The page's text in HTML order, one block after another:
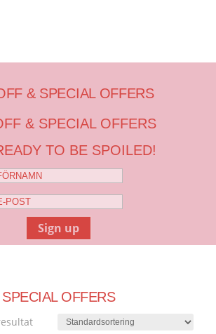
& SPECIAL OFFERS
& SPECIAL OFFERS
TO BE SPOILED!
Sign up
SPECIAL OFFERS